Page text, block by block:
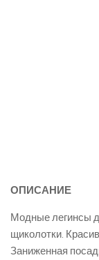
ОПИСАНИЕ
Модные легинсы
щиколотки.
Заниженная